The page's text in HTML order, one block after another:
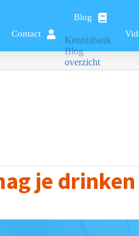
Contact
Blog
Kennisbank
Blog
overzicht
je